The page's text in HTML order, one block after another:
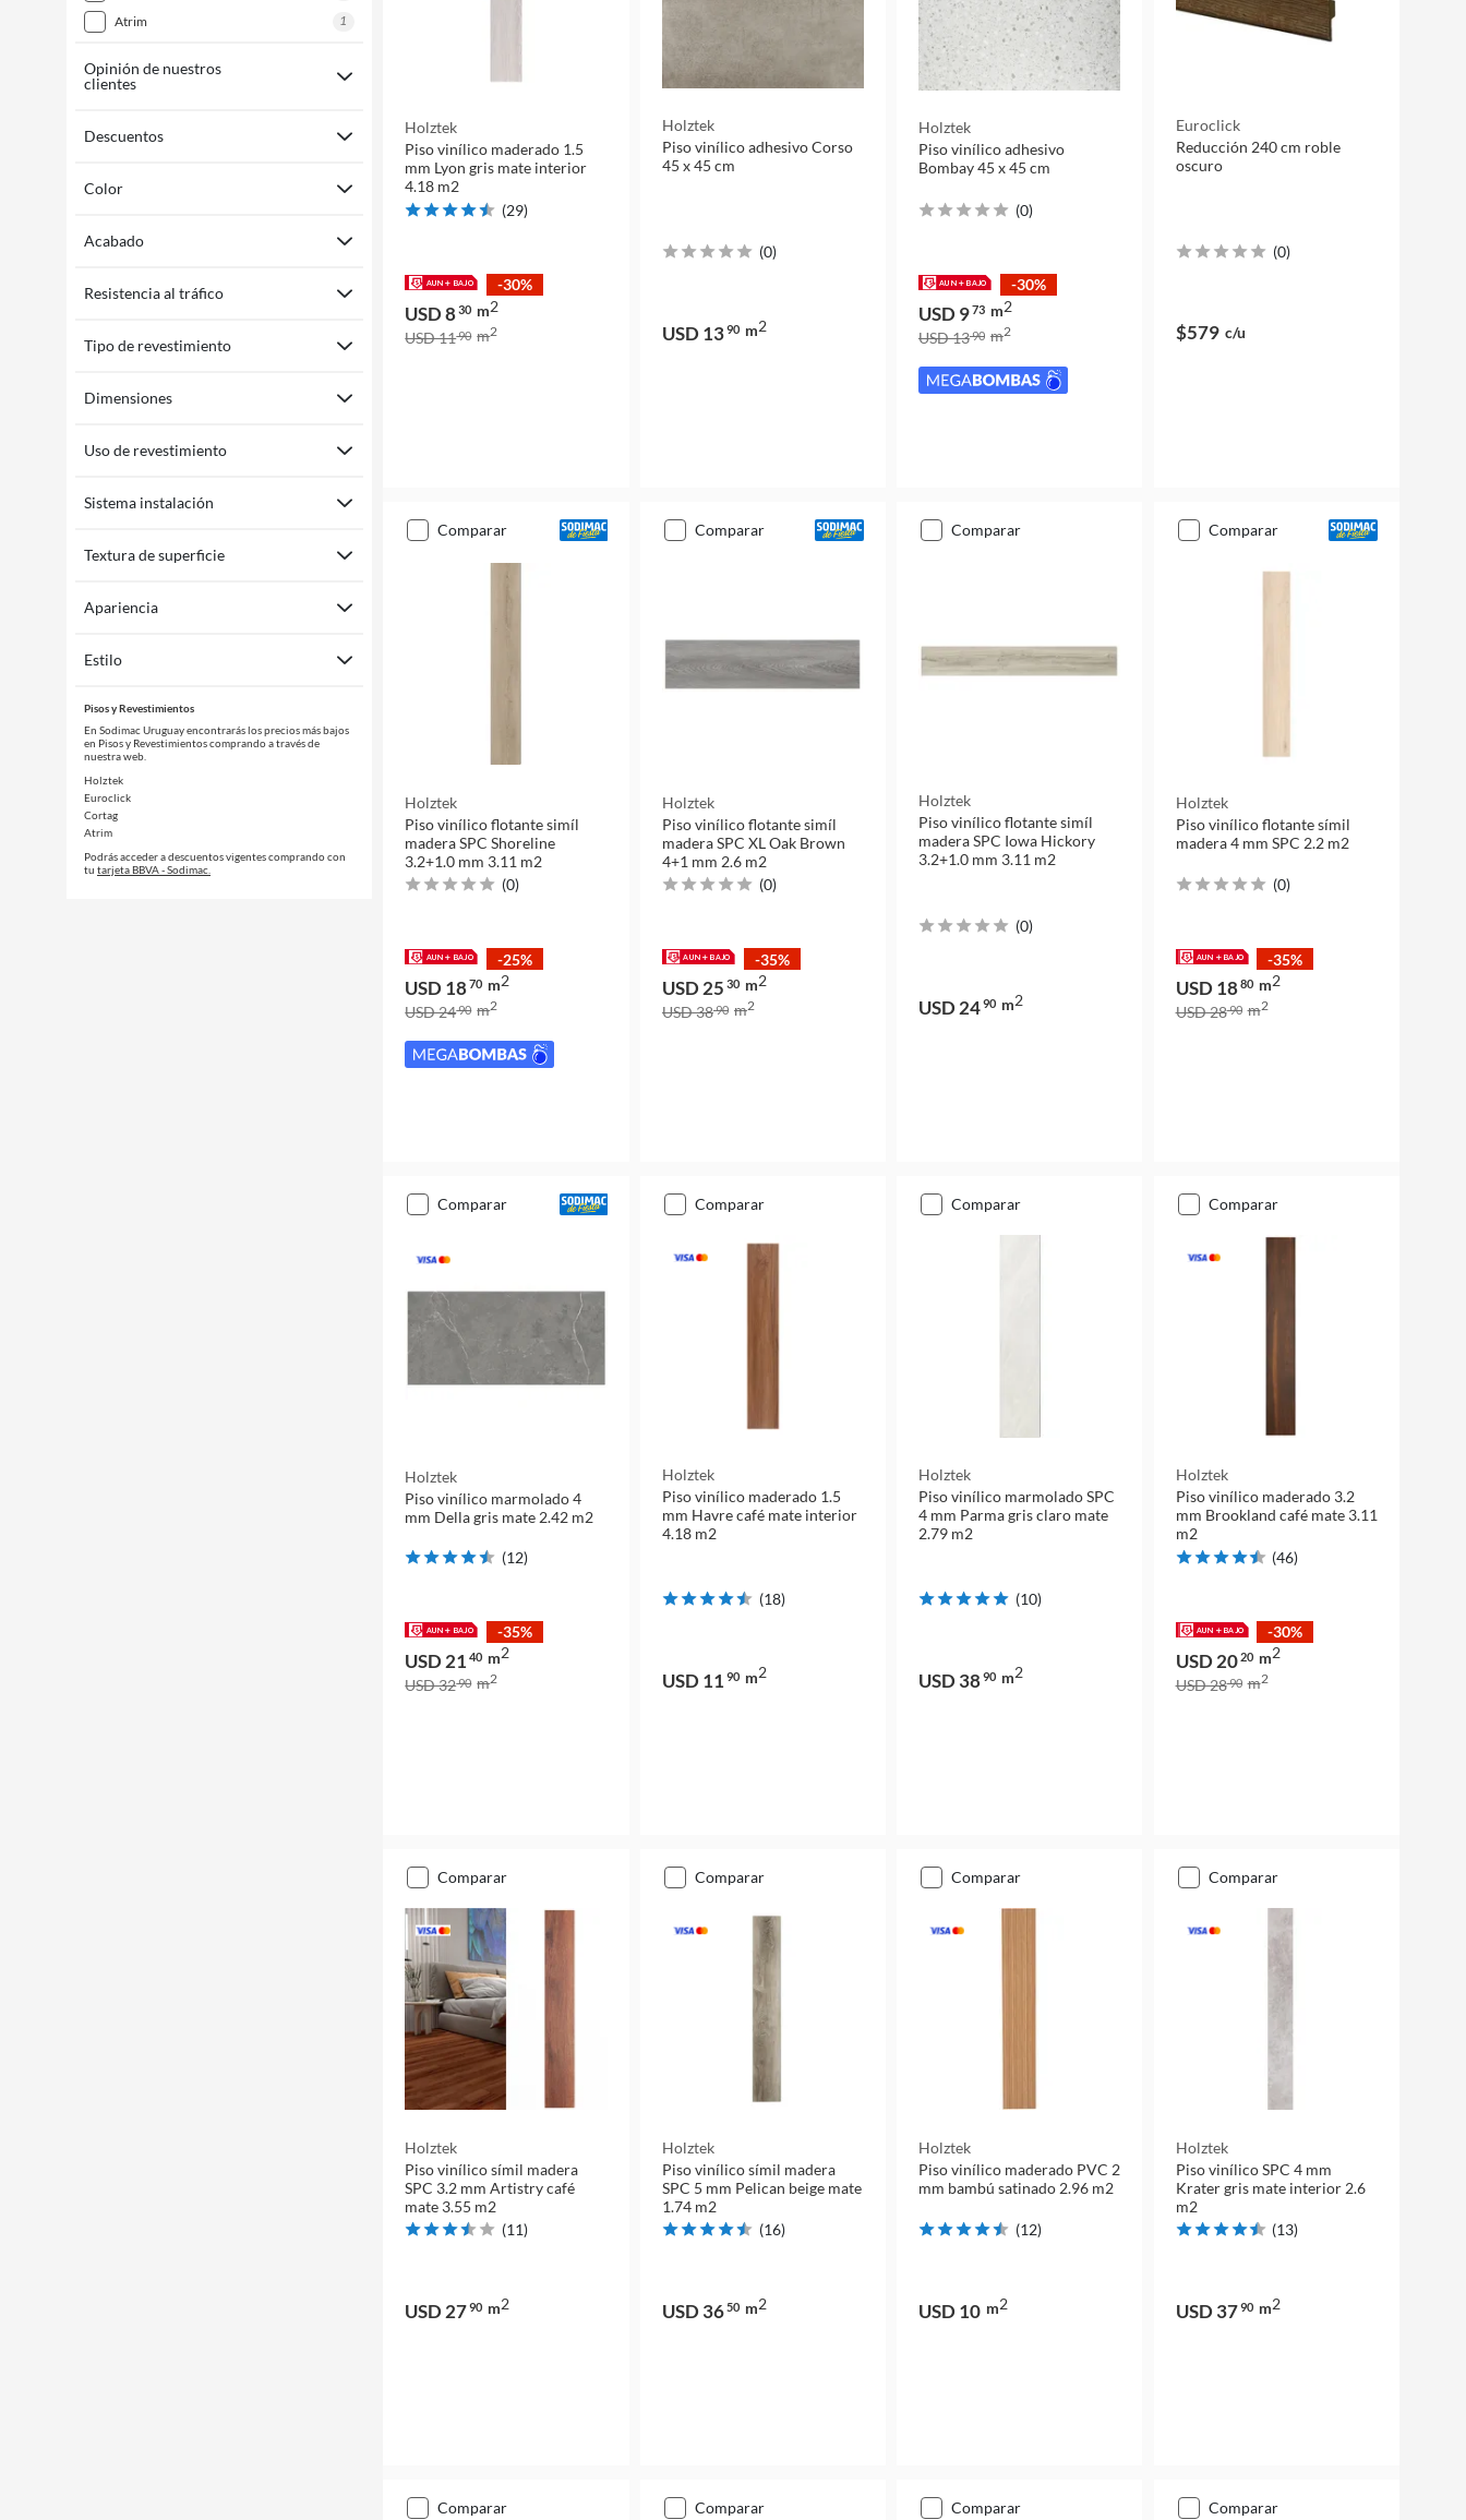
atrim
1
Opinión de nuestros
clientes
Descuentos
Color
Acabado
Resistencia al tráfico
Tipo de revestimiento
Dimensiones
Uso de revestimiento
Sistema instalación
Textura de superficie
Apariencia
Estilo
Pisos y Revestimientos
En Sodimac Uruguay encontrarás los precios más bajos
en Pisos y Revestimientos comprando a través de
nuestra web.
Holztek
Euroclick
Cortag
Atrim
Podrás acceder a descuentos vigentes comprando con
tu tarjeta BBVA - Sodimac.
Holztek
Piso vinílico maderado 1.5
mm Lyon gris mate interior
4.18 m2
(29)
-30%
USD 830 m2
USD 1190 m2
Holztek
Piso vinílico adhesivo Corso
45 x 45 cm
(0)
USD 1390 m2
Holztek
Piso vinílico adhesivo
Bombay 45 x 45 cm
(0)
-30%
USD 973 m2
USD 1390 m2
Euroclick
Reducción 240 cm roble
oscuro
(0)
$579 c/u
comparar
Holztek
Piso vinílico flotante simíl
madera SPC Shoreline
3.2+1.0 mm 3.11 m2
(0)
-25%
USD 1870 m2
USD 2490 m2
comparar
Holztek
Piso vinílico flotante simíl
madera SPC XL Oak Brown
4+1 mm 2.6 m2
(0)
-35%
USD 25 30 m2
USD 3890 m2
comparar
Holztek
Piso vinílico flotante simíl
madera SPC Iowa Hickory
3.2+1.0 mm 3.11 m2
(0)
USD 2490 m2
comparar
Holztek
Piso vinílico flotante símil
madera 4 mm SPC 2.2 m2
(0)
-35%
USD 1880 m2
USD 2890 m2
comparar
Holztek
Piso vinílico marmolado 4
mm Della gris mate 2.42 m2
(12)
-35%
USD 21 40 m2
USD 3290 m2
comparar
Holztek
Piso vinílico maderado 1.5
mm Havre café mate interior
4.18 m2
(18)
USD 11 90 m2
comparar
Holztek
Piso vinílico marmolado SPC
4 mm Parma gris claro mate
2.79 m2
(10)
USD 3890 m2
comparar
Holztek
Piso vinílico maderado 3.2
mm Brookland café mate 3.11
m2
(46)
-30%
USD 2020 m2
USD 2890 m2
comparar
Holztek
Piso vinílico símil madera
SPC 3.2 mm Artistry café
mate 3.55 m2
(11)
USD 2790 m2
comparar
Holztek
Piso vinílico símil madera
SPC 5 mm Pelican beige mate
1.74 m2
(16)
USD 3650 m2
comparar
Holztek
Piso vinílico maderado PVC 2
mm bambú satinado 2.96 m2
(12)
USD 10 m2
comparar
Holztek
Piso vinílico SPC 4 mm
Krater gris mate interior 2.6
m2
(13)
USD 3790 m2
comparar comparar comparar comparar